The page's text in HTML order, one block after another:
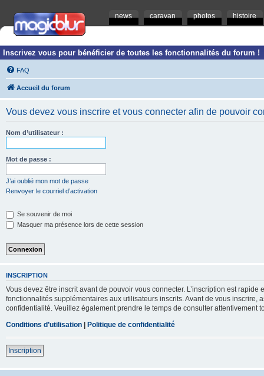
news caravan photos histoire
Inscrivez vous pour bénéficier de toutes les fonctionnalités du forum !
FAQ
Accueil du forum
Vous devez vous inscrire et vous connecter afin de pouvoir
Nom d’utilisateur :
Mot de passe :
J’ai oublié mon mot de passe
Renvoyer le courriel d’activation
Se souvenir de moi
Masquer ma présence lors de cette session
INSCRIPTION
Vous devez être inscrit avant de pouvoir vous connecter. L’inscription est
fonctionnalités supplémentaires aux utilisateurs inscrits. Avant de vous inscrire,
confidentialité. Veuillez également prendre le temps de consulter attentivement
Conditions d’utilisation | Politique de confidentialité
Inscription